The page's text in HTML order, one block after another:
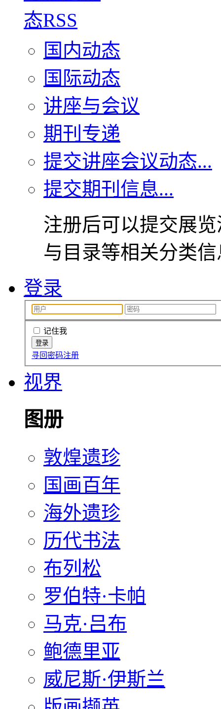
国内动态
国际动态
讲座与会议
期刊专递
提交讲座会议动态...
提交期刊信息...
注册后可以提交展
与目录等相关分类
登录
记住我
寻回密码注册
视界
图册
敦煌遗珍
国画百年
海外遗珍
历代书法
布列松
罗伯特·卡帕
马克·吕布
鲍德里亚
威尼斯·伊斯兰